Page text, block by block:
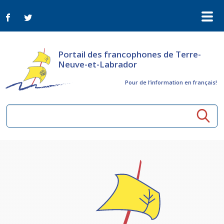
Portail des francophones de Terre-
Neuve-et-Labrador
Pour de l‘information en français!
Appels d'offres du secteur culturel
Plan de Développement Global
Bulletin Le FrancoTNL